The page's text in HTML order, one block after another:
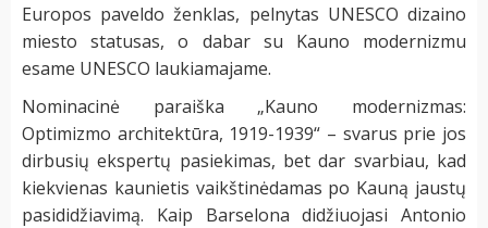
Europos paveldo ženklas, pelnytas UNESCO dizaino
miesto statusas, o dabar su Kauno modernizmu
esame UNESCO laukiamajame.
Nominacinė paraiška „Kauno modernizmas:
Optimizmo architektūra, 1919-1939“ – svarus prie jos
dirbusių ekspertų pasiekimas, bet dar svarbiau, kad
kiekvienas kaunietis vaikštinėdamas po Kauną jaustų
pasididžiavimą. Kaip Barselona didžiuojasi Antonio